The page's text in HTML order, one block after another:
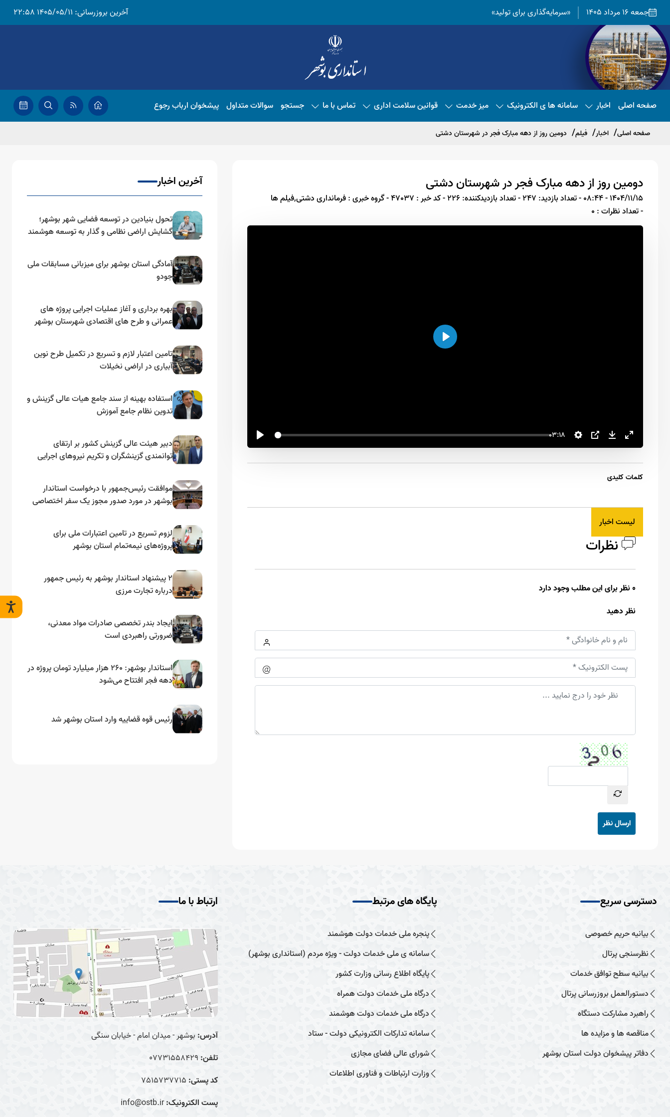
جمعه 16 مرداد 1405 «سرمایه‌گذاری برای تولید» آخرین بروزرسانی: 1405/05/11 22:58
صفحه اصلی اخبار سامانه ها ی الکترونیک میز خدمت قوانین سلامت اداری تماس با ما جستجو سوالات متداول پیشخوان ارباب رجوع
صفحه اصلی اخبار فیلم دومین روز از دهه مبارک فجر در شهرستان دشتی
دومین روز از دهه مبارک فجر در شهرستان دشتی
1404/11/15 - 08:44 - تعداد بازدید: 247 - تعداد بازدیدکننده: 226 - کد خبر : 47037
- گروه خبری : فرمانداری دشتی,فیلم ها
- تعداد نظرات : 0
03:18
اجرا
کلمات کلیدی
لیست اخبار
نظرات
0 نظر برای این مطلب وجود دارد
نظر دهید
ارسال نظر
آخرین اخبار
تحول بنیادین در توسعه فضایی شهر بوشهر؛
گشایش اراضی نظامی و گذار به توسعه هوشمند
آمادگی استان بوشهر برای میزبانی مسابقات ملی
جودو
بهره برداری و آغاز عملیات اجرایی پروژه های
عمرانی و طرح های اقتصادی شهرستان بوشهر
تامین اعتبار لازم و تسریع در تکمیل طرح نوین
آبیاری در اراضی نخیلات
استفاده بهینه از سند جامع هیات عالی گزینش و‌
تدوین نظام جامع آموزش
دبیر هیئت عالی گزینش کشور بر ارتقای
توانمندی گزینشگران و تکریم نیروهای اجرایی
موافقت رئیس‌جمهور با درخواست استاندار
بوشهر در مورد صدور مجوز یک سفر اختصاصی
لزوم تسریع در تامین اعتبارات ملی برای
پروژه‌های نیمه‌تمام استان بوشهر
۲ پیشنهاد استاندار بوشهر به رئیس جمهور
درباره تجارت مرزی
ایجاد بندر تخصصی صادرات مواد معدنی،
ضرورتی راهبردی است
استاندار بوشهر: ۲۶۰ هزار میلیارد تومان پروژه در
دهه فجر افتتاح می‌شود
رئیس قوه قضاییه وارد استان بوشهر شد
دسترسی سریع
بیانیه حریم خصوصی
نظرسنجی پرتال
بیانیه سطح توافق خدمات
دستورالعمل بروزرسانی پرتال
راهبرد مشارکت دستگاه
مناقصه ها و مزایده ها
دفاتر پیشخوان دولت استان بوشهر
پایگاه های مرتبط
پنجره ملی خدمات دولت هوشمند
سامانه ی ملی خدمات دولت - ویژه مردم (استانداری بوشهر)
پایگاه اطلاع رسانی وزارت کشور
درگاه ملی خدمات دولت همراه
درگاه ملی خدمات دولت هوشمند
سامانه تدارکات الکترونیکی دولت - ستاد
شورای عالی فضای مجازی
وزارت ارتباطات و فناوری اطلاعات
ارتباط با ما
آدرس: بوشهر - میدان امام - خیابان سنگی
تلفن: 07731558429
کد پستی: 7515737715
پست الکترونیک:info@ostb.ir